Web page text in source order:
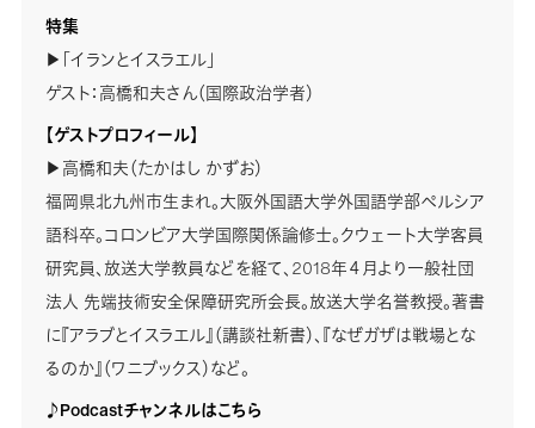
特集
▶「イランとイスラエル」
ゲスト：高橋和夫さん（国際政治学者）
【ゲストプロフィール】
▶高橋和夫（たかはし かずお）
福岡県北九州市生まれ。大阪外国語大学外国語学部ペルシア
語科卒。コロンビア大学国際関係論修士。クウェート大学客員
研究員、放送大学教員などを経て、2018年４月より一般社団
法人 先端技術安全保障研究所会長。放送大学名誉教授。著書
に『アラブとイスラエル』（講談社新書）、『なぜガザは戦場とな
るのか』（ワニブックス）など。
♪Podcastチャンネルはこちら